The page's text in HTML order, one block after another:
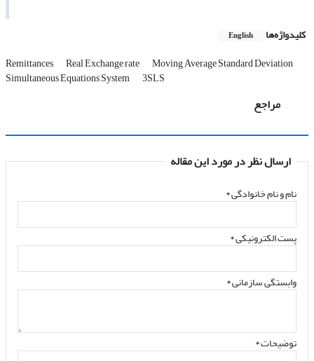
کلیدواژه‌ها English
Remittances Real Exchange rate Moving Average Standard Deviation
Simultaneous Equations System 3SLS
مراجع
ارسال نظر در مورد این مقاله
نام و نام خانوادگی*
پست الکترونیکی*
وابستگی سازمانی *
توضیحات *